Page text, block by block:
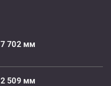
7 702 мм
2 509 мм